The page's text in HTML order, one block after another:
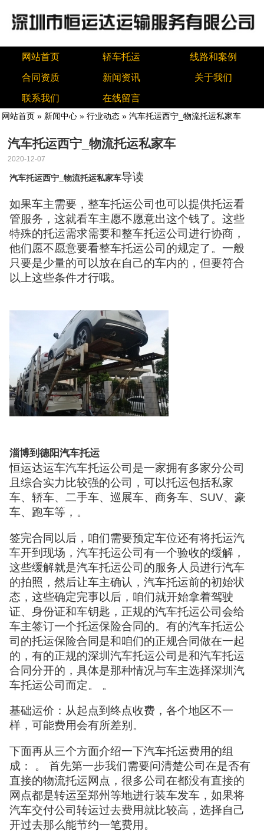
网站首页 轿车托运 线路和案例
合同资质 新闻资讯 关于我们
联系我们 在线留言
网站首页 » 新闻中心 » 行业动态 » 汽车托运西宁_物流托运私家车
汽车托运西宁_物流托运私家车
2020-12-07
汽车托运西宁_物流托运私家车导读
如果车主需要，整车托运公司也可以提供托运看
管服务，这就看车主愿不愿意出这个钱了。这些
特殊的托运需求需要和整车托运公司进行协商，
他们愿不愿意要看整车托运公司的规定了。一般
只要是少量的可以放在自己的车内的，但要符合
以上这些条件才行哦。
淄博到德阳汽车托运
恒运达运车汽车托运公司是一家拥有多家分公司
且综合实力比较强的公司，可以托运包括私家
车、轿车、二手车、巡展车、商务车、SUV、豪
车、跑车等，。
签完合同以后，咱们需要预定车位还有将托运汽
车开到现场，汽车托运公司有一个验收的缓解，
这些缓解就是汽车托运公司的服务人员进行汽车
的拍照，然后让车主确认，汽车托运前的初始状
态，这些确定完事以后，咱们就开始拿着驾驶
证、身份证和车钥匙，正规的汽车托运公司会给
车主签订一个托运保险合同的。有的汽车托运公
司的托运保险合同是和咱们的正规合同做在一起
的，有的正规的深圳汽车托运公司是和汽车托运
合同分开的，具体是那种情况与车主选择深圳汽
车托运公司而定。 。
基础运价：从起点到终点收费，各个地区不一
样，可能费用会有所差别。
下面再从三个方面介绍一下汽车托运费用的组
成： 。 首先第一步我们需要问清楚公司在是否有
直接的物流托运网点，很多公司在都没有直接的
网点都是转运至郑州等地进行装车发车，如果将
汽车交付公司转运过去费用就比较高，选择自己
开过去那么能节约一笔费用。